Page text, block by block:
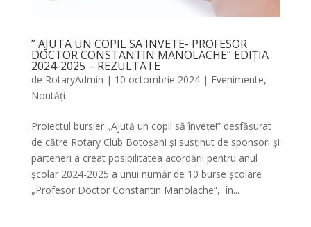
” AJUTA UN COPIL SA INVETE- PROFESOR
DOCTOR CONSTANTIN MANOLACHE” EDIȚIA
2024-2025 – REZULTATE
de RotaryAdmin | 10 octombrie 2024| Evenimente,
Noutăți
Proiectul bursier „Ajută un copil să învețe!” desfășurat
de către Rotary Club Botoșani și susținut de sponsori și
parteneri a creat posibilitatea acordării pentru anul
școlar 2024-2025 a unui număr de 10 burse școlare
„Profesor Doctor Constantin Manolache“, în...